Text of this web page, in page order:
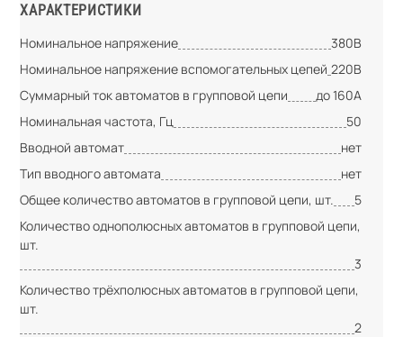
ХАРАКТЕРИСТИКИ
Номинальное напряжение
380В
Номинальное напряжение вспомогательных цепей 220В
Суммарный ток автоматов в групповой цепи
до 160А
Номинальная частота, Гц
50
Вводной автомат
нет
Тип вводного автомата
нет
Общее количество автоматов в групповой цепи, шт.
5
Количество однополюсных автоматов в групповой цепи,
шт.
3
Количество трёхполюсных автоматов в групповой цепи,
шт.
2